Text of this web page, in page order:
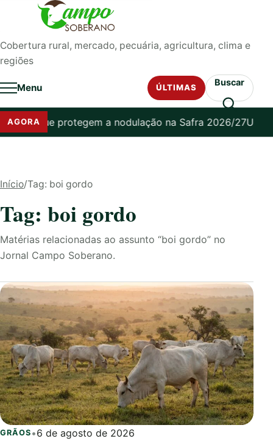
Pular para o conteúdo
Cobertura rural, mercado, pecuária, agricultura, clima e
regiões
Menu ÚLTIMAS
Buscar
AGORAprotegem a nodulação na Safra 2026/27USDA eleva
Início/Tag: boi gordo
Tag: boi gordo
Matérias relacionadas ao assunto “boi gordo” no
Jornal Campo Soberano.
GRÃOS •6 de agosto de 2026